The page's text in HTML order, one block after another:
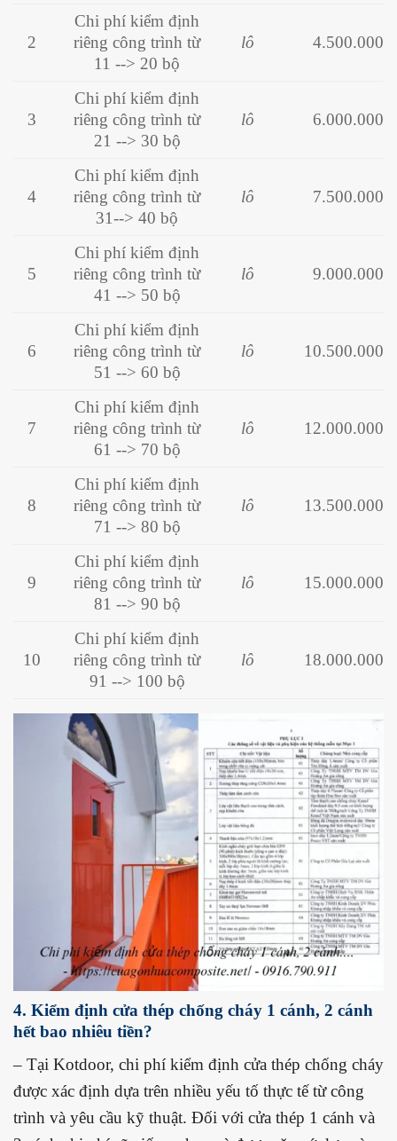
2
Chi phí kiểm định
riêng công trình từ
11 --> 20 bộ
lô 4.500.000
3
Chi phí kiểm định
riêng công trình từ
21 --> 30 bộ
lô 6.000.000
4
Chi phí kiểm định
riêng công trình từ
31--> 40 bộ
lô 7.500.000
5
Chi phí kiểm định
riêng công trình từ
41 --> 50 bộ
lô 9.000.000
6
Chi phí kiểm định
riêng công trình từ
51 --> 60 bộ
lô 10.500.000
7
Chi phí kiểm định
riêng công trình từ
61 --> 70 bộ
lô 12.000.000
8
Chi phí kiểm định
riêng công trình từ
71 --> 80 bộ
lô 13.500.000
9
Chi phí kiểm định
riêng công trình từ
81 --> 90 bộ
lô 15.000.000
10
Chi phí kiểm định
riêng công trình từ
91 --> 100 bộ
lô 18.000.000
4. Kiểm định cửa thép chống cháy 1 cánh, 2 cánh
hết bao nhiêu tiền?
– Tại Kotdoor, chi phí kiểm định cửa thép chống cháy
được xác định dựa trên nhiều yếu tố thực tế từ công
trình và yêu cầu kỹ thuật. Đối với cửa thép 1 cánh và